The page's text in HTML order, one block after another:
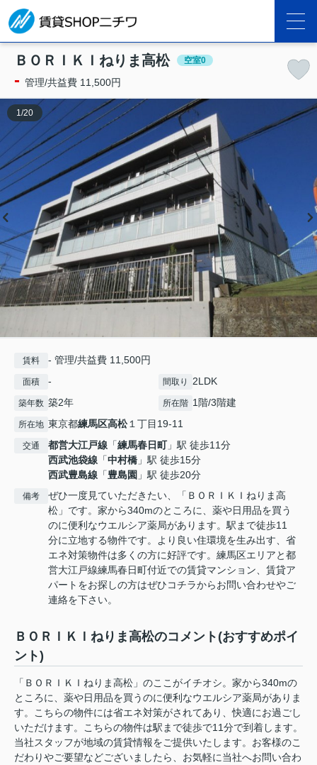
ＢＯＲＩＫＩねりま高松 空室0
- 管理/共益費 11,500円
1 /20
賃料 - 管理/共益費 11,500円
面積 - 間取り 2LDK
築年数 築2年 所在階 1階/3階建
所在地 東京都練馬区高松１丁目19-11
交通 都営大江戸線 「練馬春日町」駅 徒歩11分
西武池袋線 「中村橋 」駅 徒歩15分
西武豊島線 「豊島園 」駅 徒歩20分
備考
ぜひ一度見ていただきたい、「ＢＯＲＩＫＩねりま高
松」です。家から340mのところに、薬や日用品を買う
のに便利なウエルシア薬局があります。駅まで徒歩11
分に立地する物件です。より良い住環境を生み出す、省
エネ対策物件は多くの方に好評です。練馬区エリアと都
営大江戸線練馬春日町付近での賃貸マンション、賃貸ア
パートをお探しの方はぜひコチラからお問い合わせやご
連絡を下さい。
ＢＯＲＩＫＩねりま高松のコメント(おすすめポイ
ント)
「ＢＯＲＩＫＩねりま高松」のここがイチオシ。家から340mの
ところに、薬や日用品を買うのに便利なウエルシア薬局がありま
す。こちらの物件には省エネ対策がされてあり、快適にお過ごし
いただけます。こちらの物件は駅まで徒歩で11分で到着します。
当社スタッフが地域の賃貸情報をご提供いたします。お客様のこ
だわりやご要望などございましたら、お気軽に当社へお問い合わ